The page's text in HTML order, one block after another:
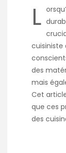
L
des
mais
Cet
que ces
des